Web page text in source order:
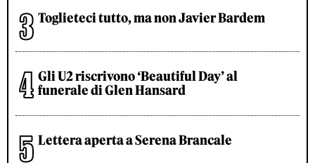
Toglieteci tutto, ma non Javier Bardem
Gli U2 riscrivono ‘Beautiful Day’ al
funerale di Glen Hansard
Lettera aperta a Serena Brancale